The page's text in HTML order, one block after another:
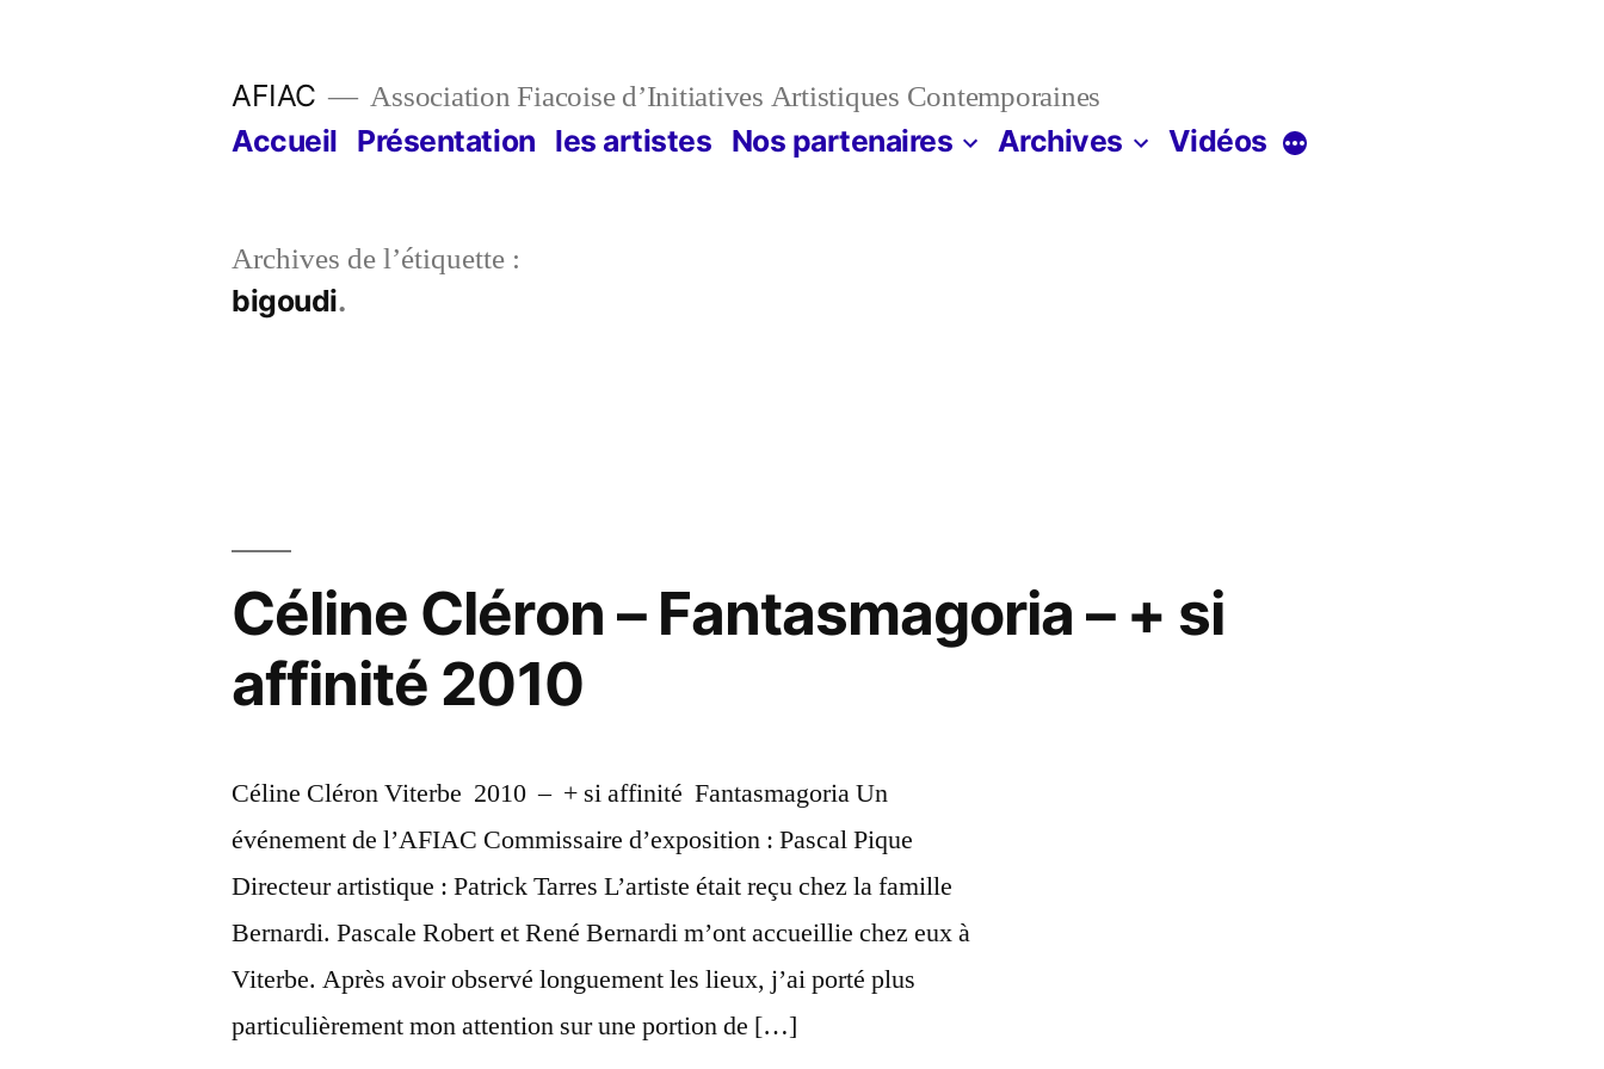
AFIAC Association Fiacoise d’Initiatives Artistiques Contemporaines
Accueil Présentation les artistes Nos partenaires Archives Vidéos Plus
Archives de l’étiquette :
bigoudi
Céline Cléron – Fantasmagoria – + si
affinité 2010
Céline Cléron Viterbe 2010 – + si affinité Fantasmagoria Un
événement de l’AFIAC Commissaire d’exposition : Pascal Pique
Directeur artistique : Patrick Tarres L’artiste était reçu chez la famille
Bernardi. Pascale Robert et René Bernardi m’ont accueillie chez eux à
Viterbe. Après avoir observé longuement les lieux, j’ai porté plus
particulièrement mon attention sur une portion de […]